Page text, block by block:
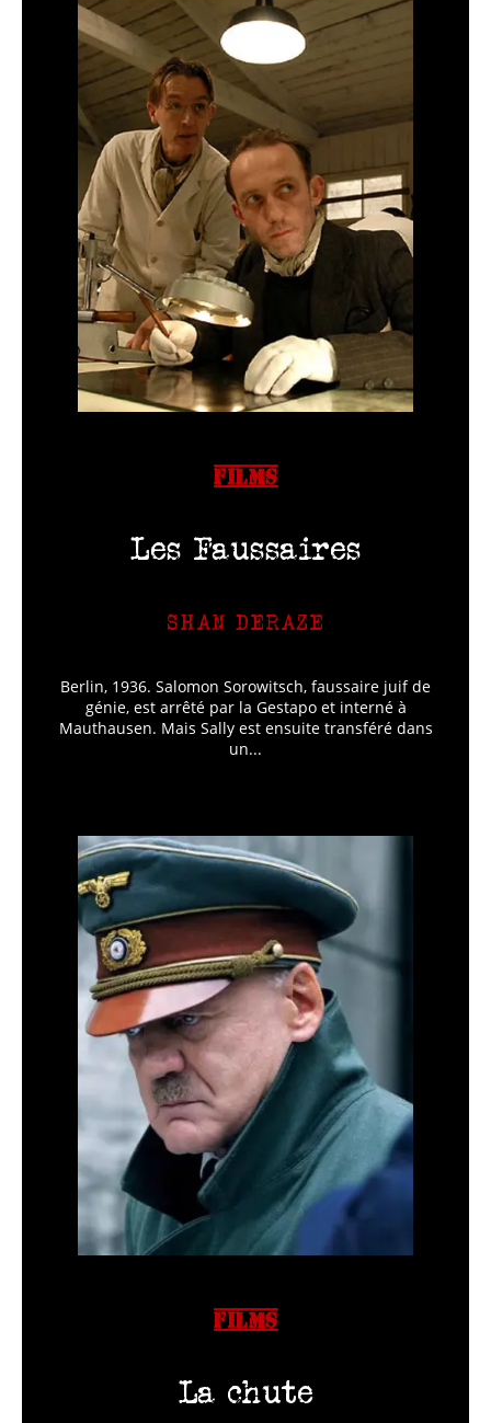
FILMS
Les Faussaires
SHAN DERAZE
Berlin, 1936. Salomon Sorowitsch, faussaire juif de
génie, est arrêté par la Gestapo et interné à
Mauthausen. Mais Sally est ensuite transféré dans
un...
FILMS
La chute